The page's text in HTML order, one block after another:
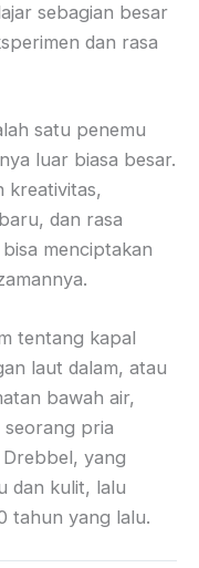
sebagian besar
dan rasa
satu penemu
luar biasa besar.
kreativitas,
dan rasa
menciptakan
tentang kapal
laut dalam, atau
bawah air,
seorang pria
yang
dan kulit, lalu
tahun yang lalu.